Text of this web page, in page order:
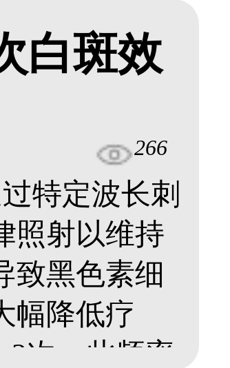
白斑效
266
特定波长刺
照射以维持
致黑色素细
幅降低疗
次，此频率